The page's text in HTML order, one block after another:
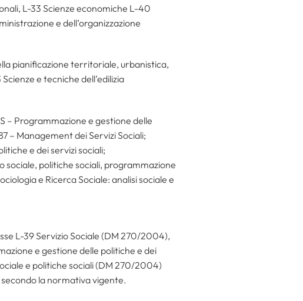
L-33 Scienze economiche L-40
e dell’organizzazione
pianificazione territoriale, urbanistica,
e tecniche dell’edilizia
– Programmazione e gestione delle
– Management dei Servizi Sociali;
e dei servizi sociali;
sociale, politiche sociali, programmazione
e Ricerca Sociale: analisi sociale e
L-39 Servizio Sociale (DM 270/2004),
e gestione delle politiche e dei
e politiche sociali (DM 270/2004)
la normativa vigente.